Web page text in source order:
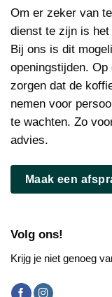
Om er zeker van
dienst te zijn is
Bij ons is dit
openingstijden.
zorgen dat de
nemen voor
te wachten. Zo
advies.
Maak een
Volg ons!
Krijg je niet genoeg